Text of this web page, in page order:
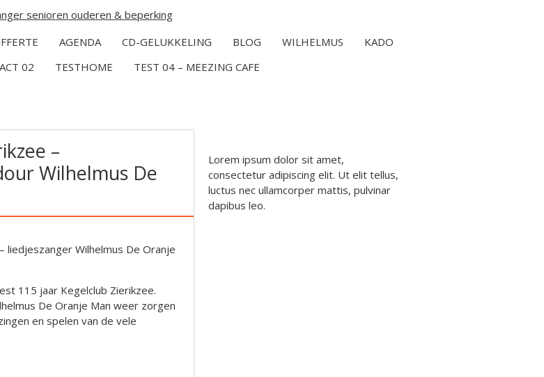
AGENDA CD-GELUKKELING BLOG WILHELMUS
KADO
02 TESTHOME TEST 04 – MEEZING CAFE
–
Wilhelmus De
liedjeszanger Wilhelmus De Oranje
115 jaar Kegelclub Zierikzee.
De Oranje Man weer zorgen
en spelen van de vele
Lorem ipsum dolor sit amet,
consectetur adipiscing elit. Ut elit tellus,
luctus nec ullamcorper mattis, pulvinar
dapibus leo.